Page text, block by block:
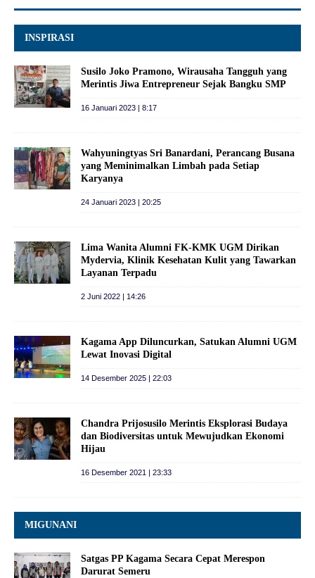
INSPIRASI
Susilo Joko Pramono, Wirausaha Tangguh yang
Merintis Jiwa Entrepreneur Sejak Bangku SMP
16 Januari 2023 | 8:17
Wahyuningtyas Sri Banardani, Perancang Busana
yang Meminimalkan Limbah pada Setiap
Karyanya
24 Januari 2023 | 20:25
Lima Wanita Alumni FK-KMK UGM Dirikan
Mydervia, Klinik Kesehatan Kulit yang Tawarkan
Layanan Terpadu
2 Juni 2022 | 14:26
Kagama App Diluncurkan, Satukan Alumni UGM
Lewat Inovasi Digital
14 Desember 2025 | 22:03
Chandra Prijosusilo Merintis Eksplorasi Budaya
dan Biodiversitas untuk Mewujudkan Ekonomi
Hijau
16 Desember 2021 | 23:33
MIGUNANI
Satgas PP Kagama Secara Cepat Merespon
Darurat Semeru